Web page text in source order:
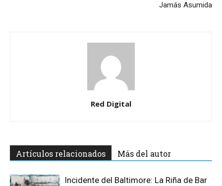
Jamás Asumida
Red Digital
Artículos relacionados Más del autor
Incidente del Baltimore: La Riña de Bar